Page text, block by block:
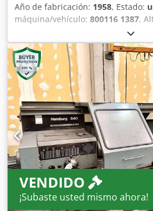
Año de fabricación: 1958, Estado:
máquina/vehículo: 800116 1387,
puntos: 180 mm Distancia entre
Cododbp D Ujpfx Ap Aerf
380 mm Diámetro del orificio del
sujeción del husillo: tamaño 6
contrapunto: 5 MK Velocidades
1500 rpm Avances: longitudinal/
1,05/0,001-0,35 mm/rev Pasos de
Conexión eléctrica: 380 V, 2,6/3,7
3470 x 950 x 1240 mm Peso: 1670
VENDIDO
¡Subaste usted mismo ahora!